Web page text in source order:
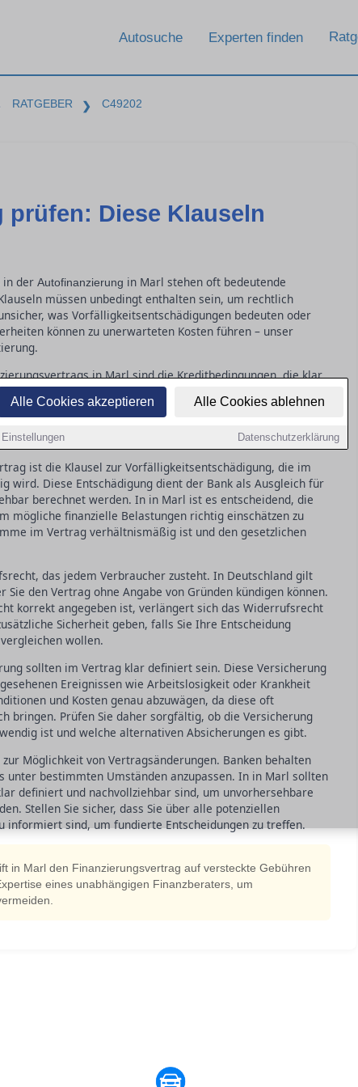
Alle Cookies akzeptieren Alle Cookies ablehnen
Einstellungen Datenschutzerklärung
Autosuche Experten finden
RATGEBER ❯ C49202
Diese Klauseln
in der Autofinanzierung in Marl stehen oft bedeutende
müssen unbedingt enthalten sein, um rechtlich
was Vorfälligkeitsentschädigungen bedeuten oder
können zu unerwarteten Kosten führen – unser
in Marl sind die Kreditbedingungen, die klar
der Zinssatz, die Laufzeit, und eventuelle
können. Es ist wichtig, dass alle Konditionen genau
vermeiden. Ein fehlender oder unklarer Vertragspassus
Kosten führen.
ist die Klausel zur Vorfälligkeitsentschädigung, die im
wird. Diese Entschädigung dient der Bank als Ausgleich für
berechnet werden. In in Marl ist es entscheidend, die
mögliche finanzielle Belastungen richtig einschätzen zu
im Vertrag verhältnismäßig ist und den gesetzlichen
das jedem Verbraucher zusteht. In Deutschland gilt
den Vertrag ohne Angabe von Gründen kündigen können.
korrekt angegeben ist, verlängert sich das Widerrufsrecht
Sicherheit geben, falls Sie Ihre Entscheidung
wollen.
sollten im Vertrag klar definiert sein. Diese Versicherung
Ereignissen wie Arbeitslosigkeit oder Krankheit
und Kosten genau abzuwägen, da diese oft
bringen. Prüfen Sie daher sorgfältig, ob die Versicherung
ist und welche alternativen Absicherungen es gibt.
Möglichkeit von Vertragsänderungen. Banken behalten
unter bestimmten Umständen anzupassen. In in Marl sollten
definiert und nachvollziehbar sind, um unvorhersehbare
Stellen Sie sicher, dass Sie über alle potenziellen
informiert sind, um fundierte Entscheidungen zu treffen.
in Marl den Finanzierungsvertrag auf versteckte Gebühren
eines unabhängigen Finanzberaters, um